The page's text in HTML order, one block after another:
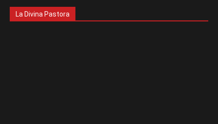
La Divina Pastora